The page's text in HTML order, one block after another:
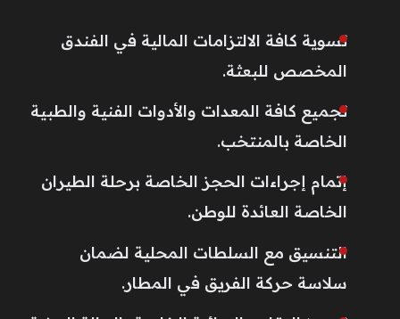
تسوية كافة الالتزامات المالية في الفندق
المخصص للبعثة.
تجميع كافة المعدات والأدوات الفنية والطبية
الخاصة بالمنتخب.
إتمام إجراءات الحجز الخاصة برحلة الطيران
الخاصة العائدة للوطن.
التنسيق مع السلطات المحلية لضمان
سلاسة حركة الفريق في المطار.